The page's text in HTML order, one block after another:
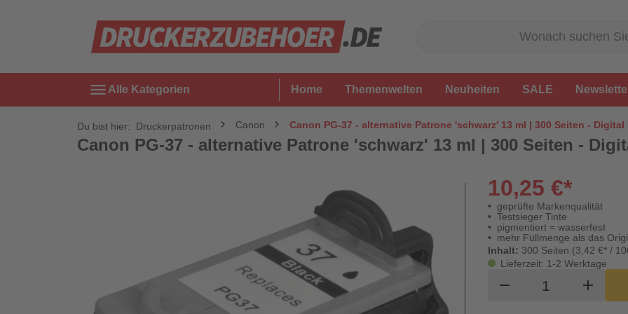
menu Alle Kategorien Home Themenwelten Neuheiten SALE
Du bist hier: Druckerpatronen Canon Canon PG-37 - alternative Patrone 'schwarz' 13 ml | 300 Seiten -
Canon PG-37 - alternative Patrone 'schwarz' 13 ml | 300 Seiten -
10,25 €*
geprüfte Markenqualität
Testsieger Tinte
pigmentiert = wasserfest
mehr Füllmenge als das
Inhalt: 300 Seiten (3,42 €* /
Lieferzeit: 1-2 Werktage
remove Produktadd